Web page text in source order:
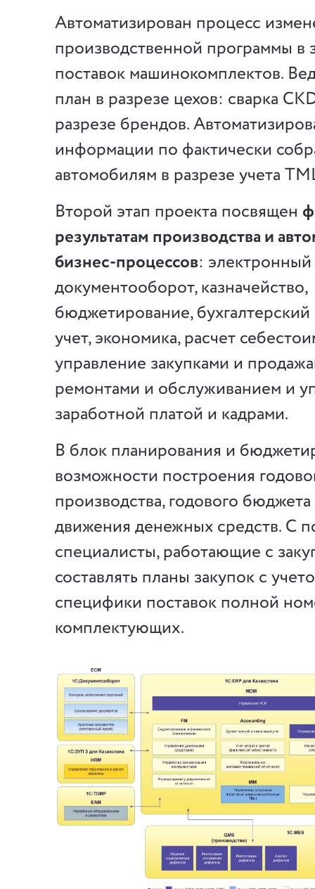
Автоматизирован процесс
производственной программы в
поставок машинокомплектов.
план в разрезе цехов: сварка
разрезе брендов.
информации по фактически
автомобилям в разрезе учета
Второй этап проекта посвящен
результатам производства и
бизнес-процессов: электронный
документооборот, казначейство,
бюджетирование,
учет, экономика, расчет
управление закупками и
ремонтами и обслуживанием и
заработной платой и кадрами.
В блок планирования и
возможности построения
производства, годового
движения денежных средств. С
специалисты, работающие с
составлять планы закупок с
специфики поставок полной
комплектующих.